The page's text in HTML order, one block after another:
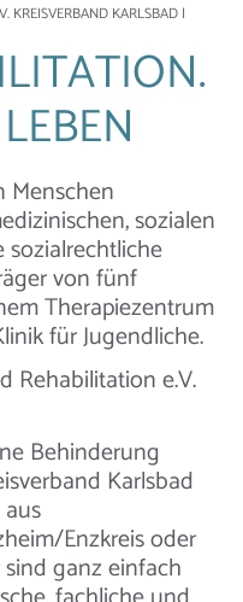
KREISVERBAND KARLSBAD |
Menschen
sozialen
sozialrechtliche
von fünf
Therapiezentrum
für Jugendliche.
Rehabilitation e.V.
Behinderung
Karlsbad
Enzkreis oder
ganz einfach